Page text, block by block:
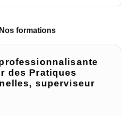
Nos formations
des Pratiques
superviseur